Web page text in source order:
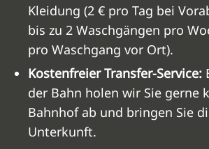
Kleidung (2 € pro Tag bei
bis zu 2 Waschgängen pro
pro Waschgang vor Ort).
Kostenfreier Transfer-Service:
der Bahn holen wir Sie gerne
Bahnhof ab und bringen Sie
Unterkunft.